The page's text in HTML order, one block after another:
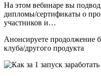
На этом вебинаре вы
дипломы/сертификаты о
участников и…
Анонсируете продолжение
клуба/другого продукта